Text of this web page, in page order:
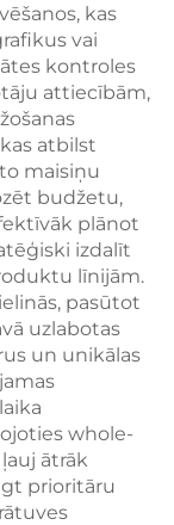
kas
vai
kontroles
attiecībām,
atbilst
maisiņu
budžetu,
plānot
izdalīt
līnijām.
pasūtot
uzlabotas
un unikālas
whole-
ātrāk
prioritāru